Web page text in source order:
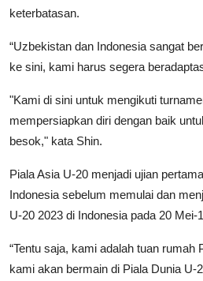
keterbatasan.
“Uzbekistan dan Indonesia sangat
ke sini, kami harus segera
"Kami di sini untuk mengikuti
mempersiapkan diri dengan baik
besok," kata Shin.
Piala Asia U-20 menjadi ujian
Indonesia sebelum memulai dan
U-20 2023 di Indonesia pada 20 Mei-
“Tentu saja, kami adalah tuan rumah
kami akan bermain di Piala Dunia U-